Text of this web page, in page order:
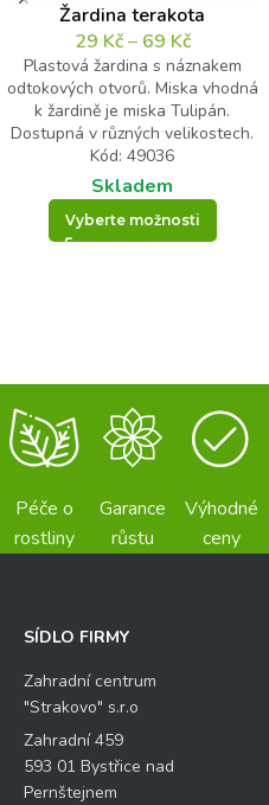
Žardina terakota
29 Kč– 69 Kč
Plastová žardina s náznakem
odtokových otvorů. Miska vhodná
k žardině je miska Tulipán.
Dostupná v různých velikostech.
Kód: 49036
Skladem
Vyberte možnosti
Péče o
rostliny
Garance
růstu
Výhodné
ceny
SÍDLO FIRMY
Zahradní centrum
"Strakovo" s.r.o
Zahradní 459
593 01 Bystřice nad
Pernštejnem